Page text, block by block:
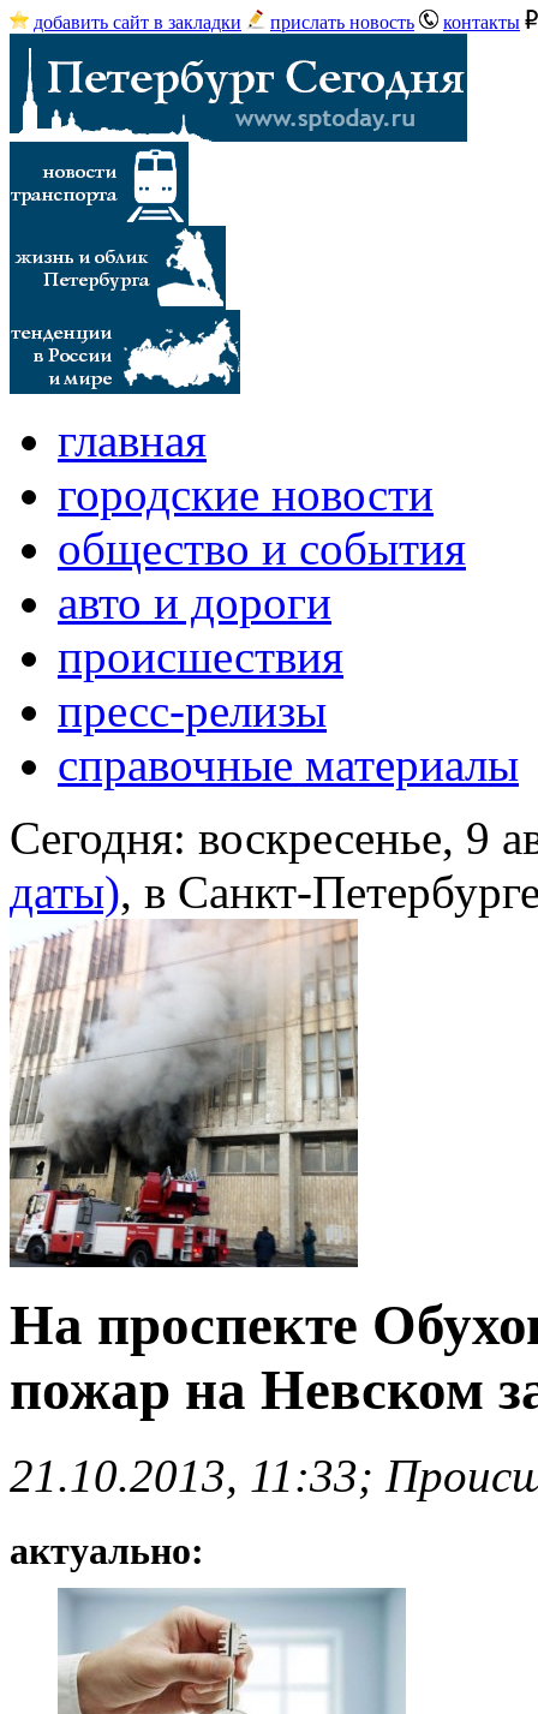
добавить сайт в закладки прислать новость контакты
главная
городские новости
общество и события
авто и дороги
происшествия
пресс-релизы
справочные материалы
Сегодня: воскресенье, 9
даты), в Санкт-
На проспекте
пожар на Невском
21.10.2013, 11:33;
актуально: